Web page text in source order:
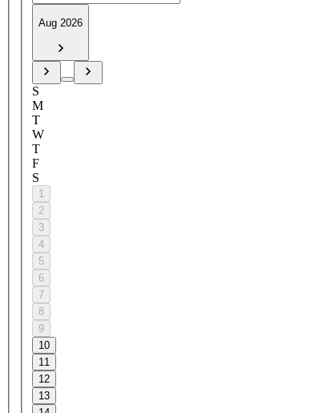
Aug 2026
S
M
T
W
T
F
S
1
2
3
4
5
6
7
8
9
10
11
12
13